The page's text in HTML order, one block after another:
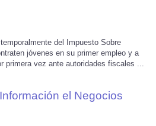
del Impuesto Sobre
jóvenes en su primer empleo y a
primera vez ante autoridades fiscales ...
el Negocios